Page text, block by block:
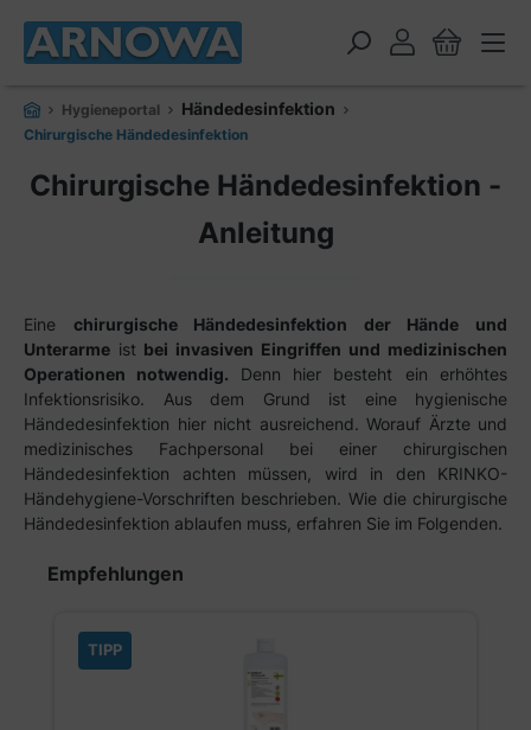
springen
Hygieneportal Händedesinfektion
Chirurgische Händedesinfektion
Chirurgische Händedesinfektion -
Anleitung
Eine chirurgische Händedesinfektion der Hände und
Unterarme ist bei invasiven Eingriffen und medizinischen
Operationen notwendig. Denn hier besteht ein erhöhtes
Infektionsrisiko. Aus dem Grund ist eine hygienische
Händedesinfektion hier nicht ausreichend. Worauf Ärzte und
medizinisches Fachpersonal bei einer chirurgischen
Händedesinfektion achten müssen, wird in den KRINKO-
Händehygiene-Vorschriften beschrieben. Wie die chirurgische
Händedesinfektion ablaufen muss, erfahren Sie im Folgenden.
Produktgalerie überspringen
Empfehlungen
TIPP